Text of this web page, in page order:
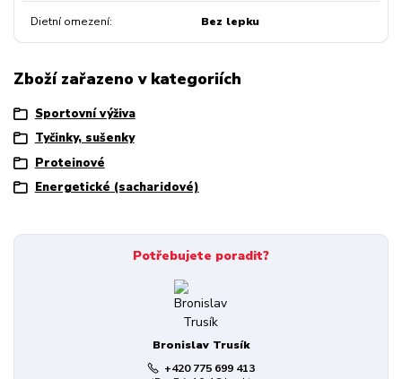
Dietní omezení Bez lepku
Zboží zařazeno v kategoriích
Sportovní výživa
Tyčinky, sušenky
Proteinové
Energetické (sacharidové)
Potřebujete poradit?
Bronislav Trusík
+420 775 699 413